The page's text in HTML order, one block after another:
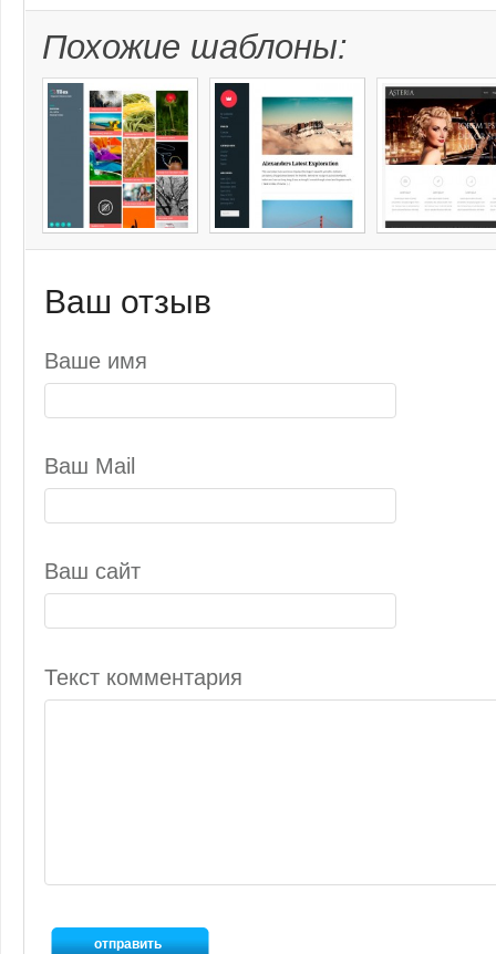
Похожие шаблоны:
Ваш отзыв
Ваше имя
Ваш Mail
Ваш сайт
Текст комментария